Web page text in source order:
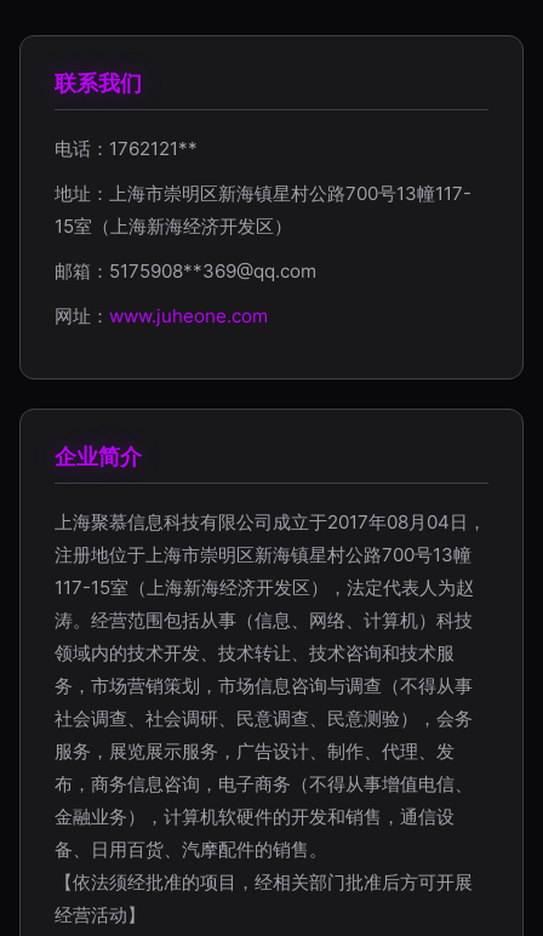
联系我们
电话：1762121**
地址：上海市崇明区新海镇星村公路700号13幢117-
15室（上海新海经济开发区）
邮箱：5175908**369@qq.com
网址： www.juheone.com
企业简介
上海聚慕信息科技有限公司成立于2017年08月04日，
注册地位于上海市崇明区新海镇星村公路700号13幢
117-15室（上海新海经济开发区），法定代表人为赵
涛。经营范围包括从事（信息、网络、计算机）科技
领域内的技术开发、技术转让、技术咨询和技术服
务，市场营销策划，市场信息咨询与调查（不得从事
社会调查、社会调研、民意调查、民意测验），会务
服务，展览展示服务，广告设计、制作、代理、发
布，商务信息咨询，电子商务（不得从事增值电信、
金融业务），计算机软硬件的开发和销售，通信设
备、日用百货、汽摩配件的销售。
【依法须经批准的项目，经相关部门批准后方可开展
经营活动】